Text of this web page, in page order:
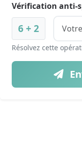
Vérification anti-
6 + 2
Résolvez cette